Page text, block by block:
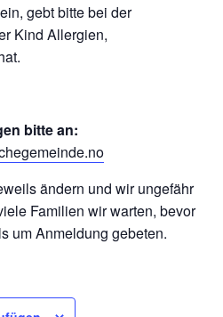
gebt bitte bei der
Kind Allergien,
bitte an:
ändern und wir ungefähr
Familien wir warten, bevor
um Anmeldung gebeten.